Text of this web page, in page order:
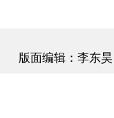
版面编辑：李东昊